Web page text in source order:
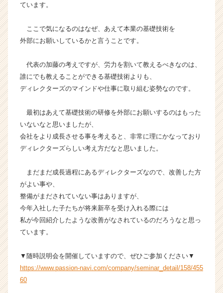
企
業
ス
カ
ウ
が
届
く
就
活
イ
チ
ア
ャ
（C
h
ています。
ここで気になるのはなぜ、あえて本業の基礎技術を
外部にお願いしているかと言うことです。
代表の加藤の考えですが、労力を割いて教えるべきなのは、
誰にでも教えることができる基礎技術よりも、
ディレクターズのマインドや仕事に取り組む姿勢なのです。
最初はあえて基礎技術の研修を外部にお願いするのはもった
いないなと思いましたが、
会社をより成長させる事を考えると、非常に理にかなっており
ディレクターズらしい考え方だなと思いました。
まだまだ成長過程にあるディレクターズなので、改善した方
がよい事や、
整備がまだされていない事はありますが、
今年入社した子たちが将来新卒を受け入れる際には
私が今回紹介したような改善がなされているのだろうなと思っ
ています。
▼随時説明会を開催していますので、ぜひご参加ください▼
https://www.passion-navi.com/company/seminar_detail/158/455
60